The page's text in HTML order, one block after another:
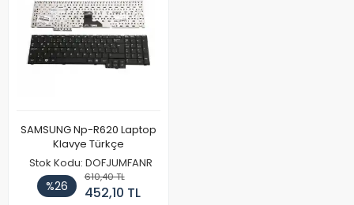
SAMSUNG Np-R620 Laptop
Klavye Türkçe
Stok Kodu: DOFJUMFANR
%26
610,40 TL
452,10 TL